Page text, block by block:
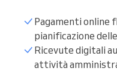
Pagamenti online
pianificazione
Ricevute digitali
attività